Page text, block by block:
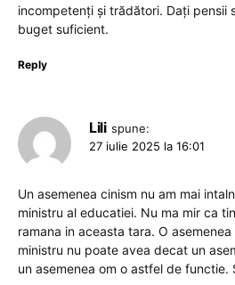
incompetenți și trădători. Dați pensii
buget suficient.
Reply
Lili spune:
27 iulie 2025 la 16:01
Un asemenea cinism nu am mai
ministru al educatiei. Nu ma mir ca
ramana in aceasta tara. O
ministru nu poate avea decat un
un asemenea om o astfel de functie.